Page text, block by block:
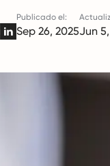
Publicado el:
Sep 26, 2025Jun